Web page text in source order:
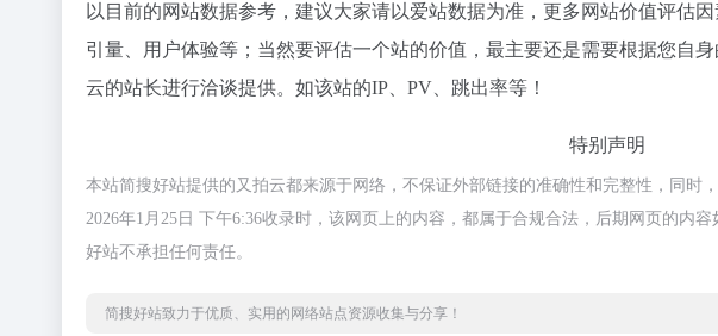
以目前的网站数据参考，建议大家请以爱站数据为准，更多网站价值评估
引量、用户体验等；当然要评估一个站的价值，最主要还是需要根据您自
云的站长进行洽谈提供。如该站的IP、PV、跳出率等！
特别声明
本站简搜好站提供的又拍云都来源于网络，不保证外部链接的准确性和完整性，同时
2026年1月25日 下午6:36收录时，该网页上的内容，都属于合规合法，后期网页的内
好站不承担任何责任。
简搜好站致力于优质、实用的网络站点资源收集与分享！